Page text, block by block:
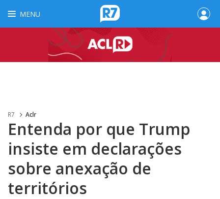
MENU
R7 Aclr
Entenda por que Trump
insiste em declarações
sobre anexação de
territórios